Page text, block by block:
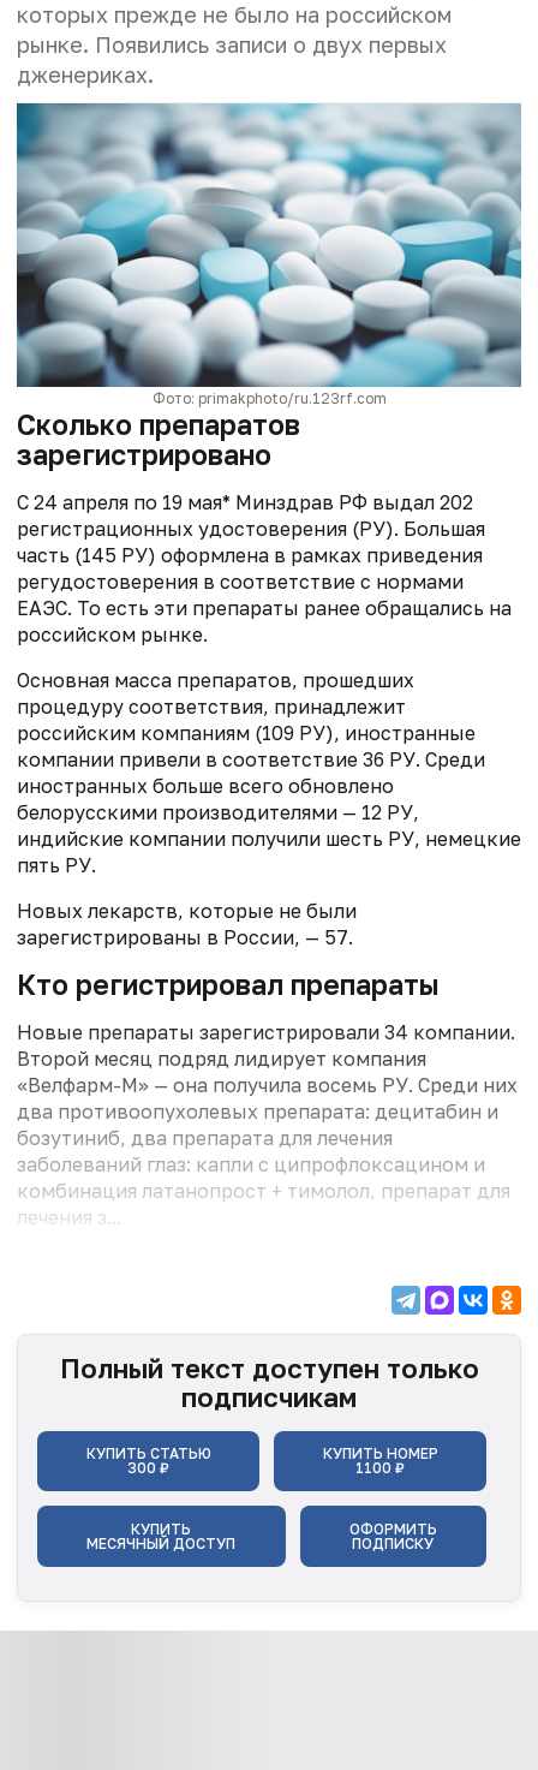
которых прежде не было на российском
рынке. Появились записи о двух первых
дженериках.
Фото: primakphoto/ru.123rf.com
Сколько препаратов
зарегистрировано
С 24 апреля по 19 мая* Минздрав РФ выдал 202
регистрационных удостоверения (РУ). Большая
часть (145 РУ) оформлена в рамках приведения
регудостоверения в соответствие с нормами
ЕАЭС. То есть эти препараты ранее обращались на
российском рынке.
Основная масса препаратов, прошедших
процедуру соответствия, принадлежит
российским компаниям (109 РУ), иностранные
компании привели в соответствие 36 РУ. Среди
иностранных больше всего обновлено
белорусскими производителями — 12 РУ,
индийские компании получили шесть РУ, немецкие
пять РУ.
Новых лекарств, которые не были
зарегистрированы в России, — 57.
Кто регистрировал препараты
Новые препараты зарегистрировали 34 компании.
Второй месяц подряд лидирует компания
«Велфарм-М» — она получила восемь РУ. Среди них
два противоопухолевых препарата: децитабин и
бозутиниб, два препарата для лечения
заболеваний глаз: капли с ципрофлоксацином и
комбинация латанопрост + тимолол, препарат для
лечения з...
Полный текст доступен только
подписчикам
КУПИТЬ СТАТЬЮ
300 ₽
КУПИТЬ НОМЕР
1100 ₽
КУПИТЬ
МЕСЯЧНЫЙ ДОСТУП
ОФОРМИТЬ
ПОДПИСКУ